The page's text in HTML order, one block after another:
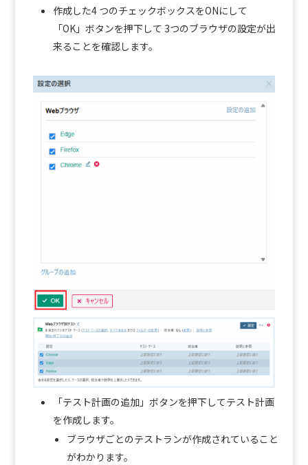
作成した4 つのチェックボックスをONにして
「OK」ボタンを押下して 3つのブラウザの設定が出
来ることを確認します。
「テスト計画の追加」ボタンを押下してテスト計画
を作成します。
ブラウザごとのテストランが作成されていること
がわかります。